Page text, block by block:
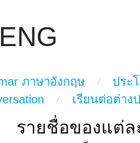
ภาษาอังกฤษ ประ
เรียนต่อต่าง
รายชื่อของแต่ล